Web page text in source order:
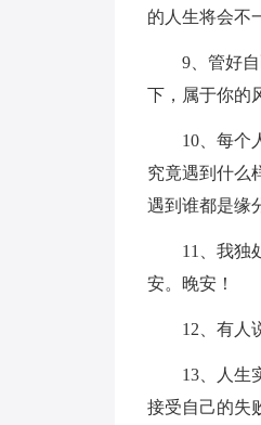
的人生将会不
9、管好
下，属于你的
10、每个
究竟遇到什么
遇到谁都是缘
11、我独
安。晚安！
12、有人
13、人生
接受自己的失